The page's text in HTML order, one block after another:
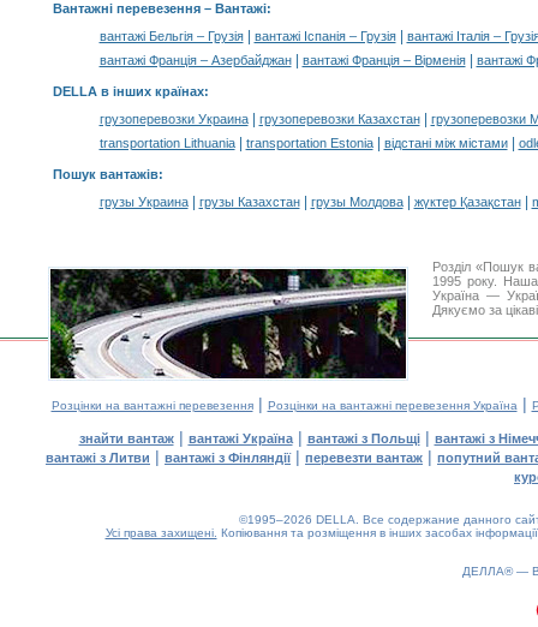
Вантажні перевезення – Вантажі:
вантажі Бельгія – Грузія| вантажі Іспанія – Грузія|
вантажі Італія –
вантажі Франція – Азербайджан| вантажі Франція – Вірменія| вантажі
DELLA в інших країнах:
грузоперевозки Украина| грузоперевозки Казахстан|
грузоперевозки
transportation Lithuania| transportation Estonia| відстані між містами|
Пошук вантажів:
грузы Украина| грузы Казахстан| грузы Молдова| жүктер Қазақстан|
Розділ «Пошук
1995 року. Наша
Україна —
Дякуємо за
Розцінки на вантажні перевезення| Розцінки на вантажні перевезення Україна |
знайти вантаж| вантажі Україна| вантажі з Польщі| вантажі з
вантажі з Литви | вантажі з Фінляндії| перевезти вантаж | попутний
©1995–2026 DELLA. Все содержание данного
Усі права захищені. Копіювання та розміщення в інших засобах
ДЕЛЛА® —